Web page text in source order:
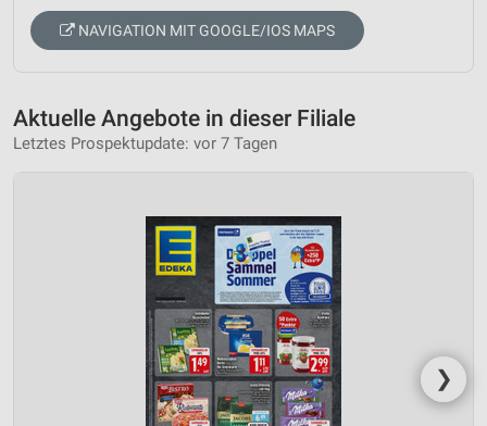
NAVIGATION MIT GOOGLE/IOS MAPS
Aktuelle Angebote in dieser Filiale
Letztes Prospektupdate: vor 7 Tagen
❯